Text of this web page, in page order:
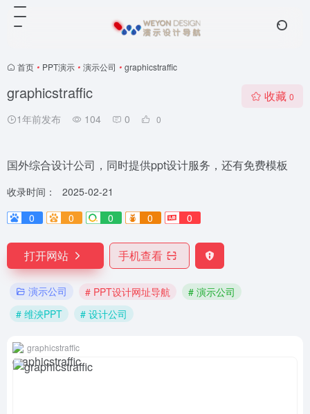
首页 • PPT演示 • 演示公司 • graphicstraffic
graphicstraffic
1年前发布 104 0 0
收藏 0
国外综合设计公司，同时提供ppt设计服务，还有免费模板
收录时间：
2025-02-21
0
0 0 0 0
打开网站 手机查看
演示公司 # PPT设计网址导航
# 演示公司
# 维泱PPT
# 设计公司
graphicstraffic